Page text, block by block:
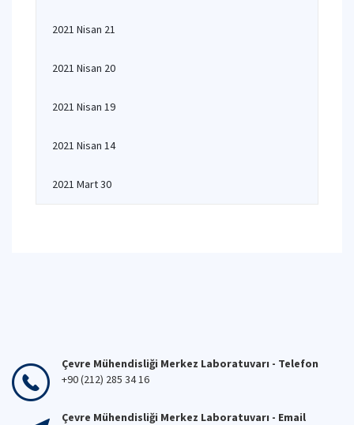
2021 Nisan 21
2021 Nisan 20
2021 Nisan 19
2021 Nisan 14
2021 Mart 30
Çevre Mühendisliği Merkez Laboratuvarı - Telefon
+90 (212) 285 34 16
Çevre Mühendisliği Merkez Laboratuvarı - Email